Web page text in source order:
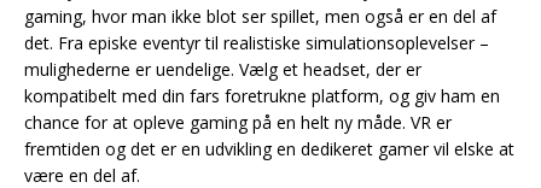
gaming, hvor man ikke blot ser spillet, men også er en del af
det. Fra episke eventyr til realistiske simulationsoplevelser –
mulighederne er uendelige. Vælg et headset, der er
kompatibelt med din fars foretrukne platform, og giv ham en
chance for at opleve gaming på en helt ny måde. VR er
fremtiden og det er en udvikling en dedikeret gamer vil elske at
være en del af.